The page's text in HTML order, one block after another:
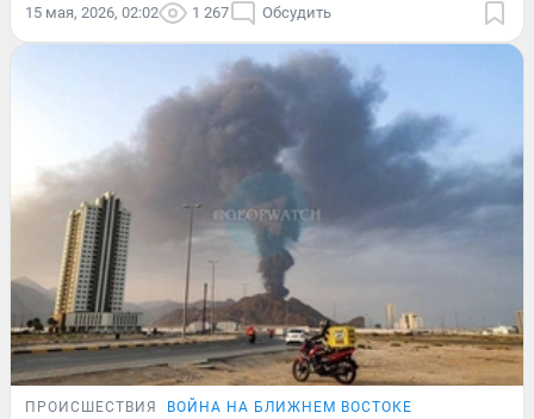
15 мая, 2026, 02:02 1 267 Обсудить
ПРОИСШЕСТВИЯ ВОЙНА НА БЛИЖНЕМ ВОСТОКЕ